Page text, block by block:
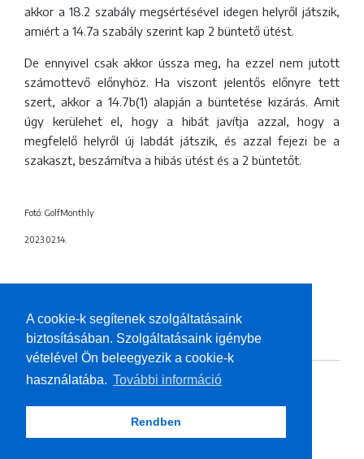
A cookie-k segítenek szolgáltatásaink
biztosításában. Szolgáltatásaink igénybe
vételével Ön beleegyezik a cookie-k
használatába. További információ
Rendben
akkor a 18.2 szabály megsértésével idegen helyről játszik,
amiért a 14.7a szabály szerint kap 2 büntető ütést.
De ennyivel csak akkor ússza meg, ha ezzel nem jutott
számottevő előnyhöz. Ha viszont jelentős előnyre tett
szert, akkor a 14.7b(1) alapján a büntetése kizárás. Amit
úgy kerülehet el, hogy a hibát javítja azzal, hogy a
megfelelő helyről új labdát játszik, és azzal fejezi be a
szakaszt, beszámítva a hibás ütést és a 2 büntetőt.
Fotó: GolfMonthly
2023.02.14.
HOZZÁSZÓLÁSOK